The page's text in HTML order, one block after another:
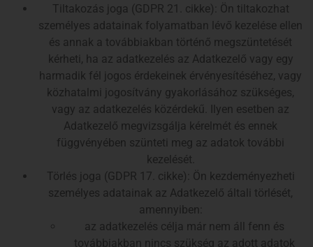
Tiltakozás joga (GDPR 21. cikke): Ön tiltakozhat
személyes adatainak folyamatban lévő kezelése ellen
és annak a továbbiakban történő megszüntetését
kérheti, ha az adatkezelés az Adatkezelő vagy egy
harmadik fél jogos érdekeinek érvényesítéséhez, vagy
közhatalmi jogosítvány gyakorlásához szükséges,
vagy az adatkezelés közérdekű. Ilyen esetben az
Adatkezelő megvizsgálja kérelmét és ennek
függvényében szünteti meg az adatok további
kezelését.
Törlés joga (GDPR 17. cikke): Ön kezdeményezheti
személyes adatainak az Adatkezelő általi törlését,
amennyiben:
az adatkezelés célja már nem áll fenn és
továbbiakban nincs szükség az adott adatok